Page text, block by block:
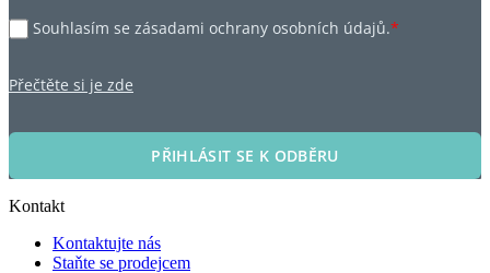
Souhlasím se zásadami ochrany osobních údajů.*
Přečtěte si je zde
PŘIHLÁSIT SE K ODBĚRU
Kontakt
Kontaktujte nás
Staňte se prodejcem